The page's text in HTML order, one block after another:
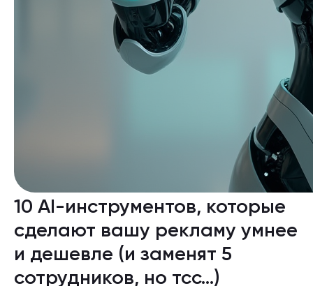
10 AI-инструментов, которые
сделают вашу рекламу умнее
и дешевле (и заменят 5
сотрудников, но тсс…)